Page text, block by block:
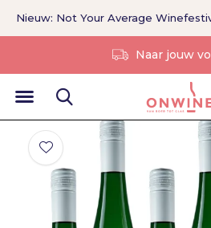
Zonder